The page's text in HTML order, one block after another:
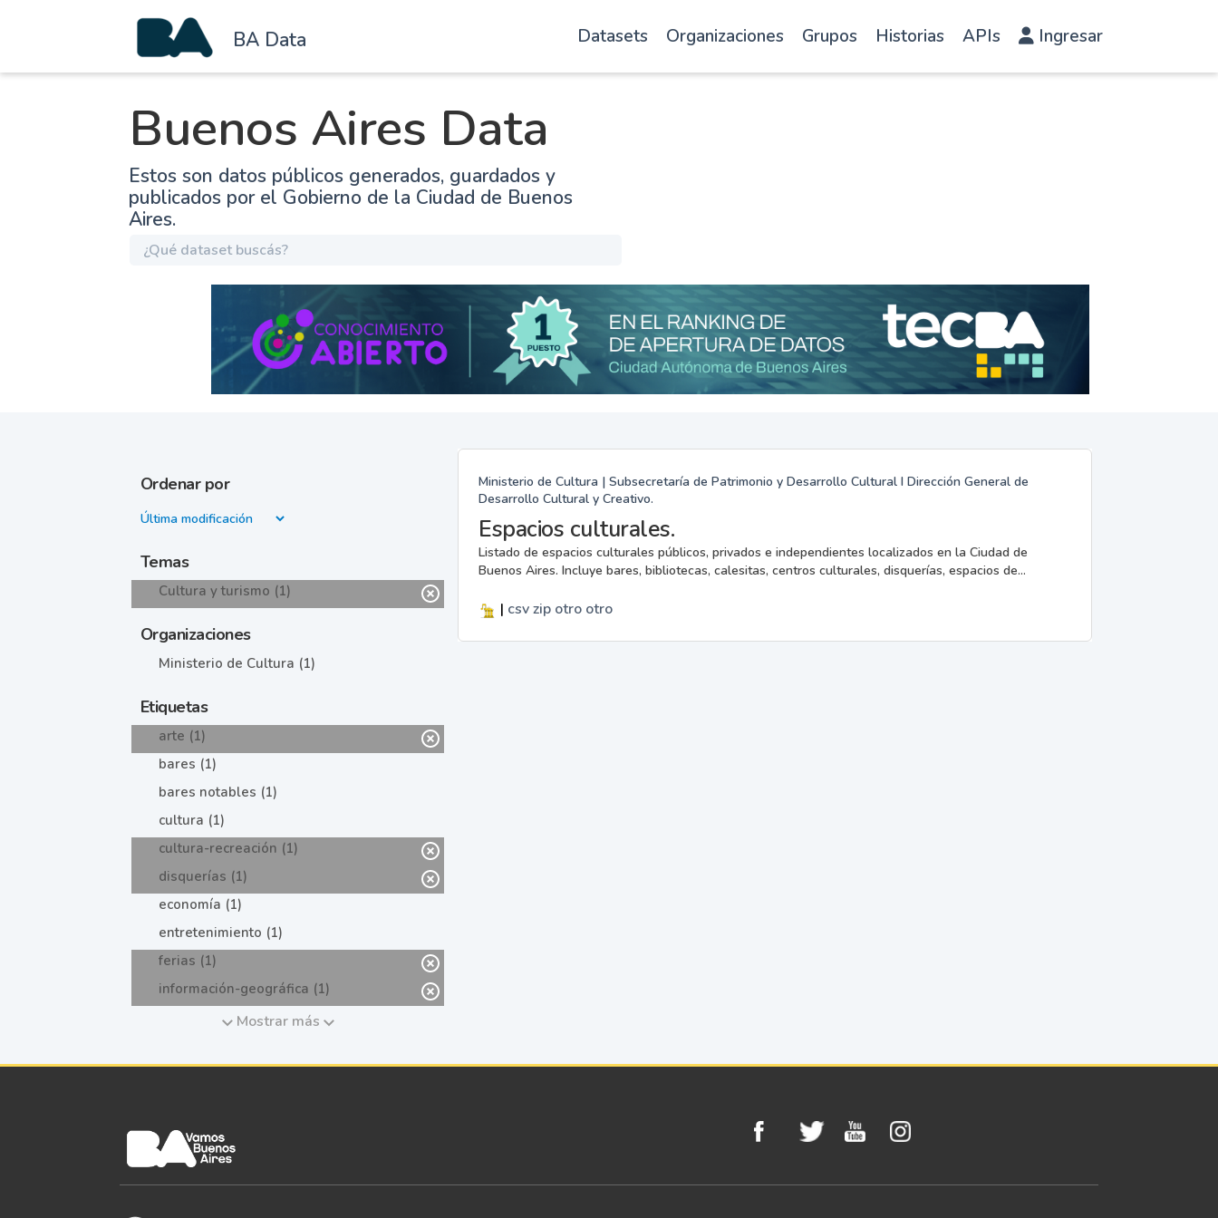
BA Data Datasets Organizaciones Grupos Historias APIs Ingresar
Buenos Aires Data
Estos son datos públicos generados, guardados y
publicados por el Gobierno de la Ciudad de Buenos
Aires.
Ordenar por
Temas
Cultura y turismo (1)
Organizaciones
Ministerio de Cultura (1)
Etiquetas
arte (1)
bares (1)
bares notables (1)
cultura (1)
cultura-recreación (1)
disquerías (1)
economía (1)
entretenimiento (1)
ferias (1)
información-geográfica (1)
Mostrar más
Ministerio de Cultura | Subsecretaría de Patrimonio y Desarrollo Cultural I Dirección General de
Desarrollo Cultural y Creativo.
Espacios culturales.
Listado de espacios culturales públicos, privados e independientes localizados en la Ciudad de
Buenos Aires. Incluye bares, bibliotecas, calesitas, centros culturales, disquerías, espacios de...
| csvzip otro otro